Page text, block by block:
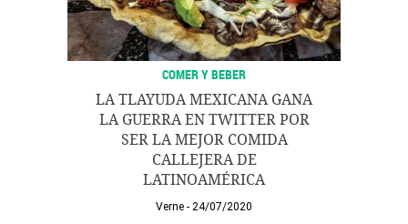
COMER Y BEBER
LA TLAYUDA MEXICANA GANA
LA GUERRA EN TWITTER POR
SER LA MEJOR COMIDA
CALLEJERA DE
LATINOAMÉRICA
Verne 24/07/2020